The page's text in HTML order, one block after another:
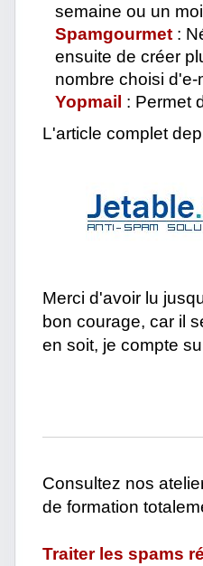
semaine ou un
Spamgourmet :
ensuite de créer
nombre choisi d'e-
Yopmail : Permet
L'article complet
Merci d'avoir lu
bon courage, car il
en soit, je compte
Consultez nos
de formation
Traiter les spams